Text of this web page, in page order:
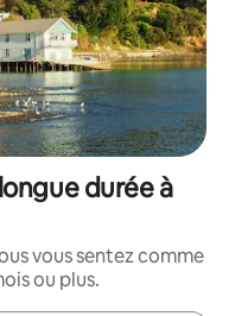
durée à
vous sentez comme
ou plus.